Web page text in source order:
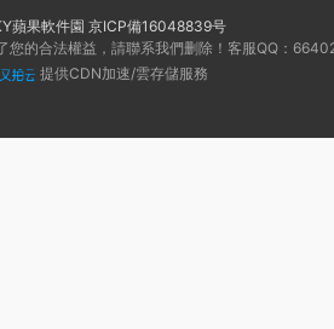
蘋果軟件園 京ICP備16048839号
您的合法權益，請聯系我們删除！客服QQ：
提供CDN加速/雲存儲服務